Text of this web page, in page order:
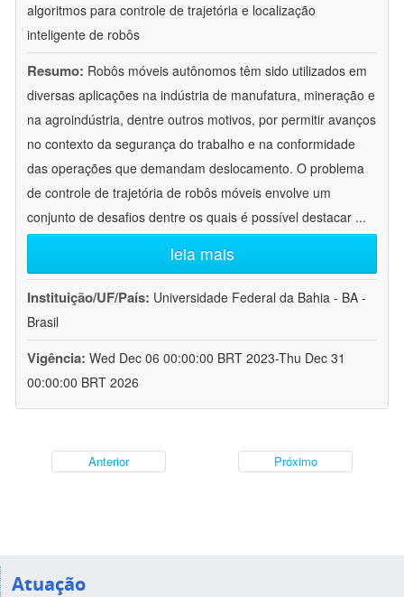
algoritmos para controle de trajetória e localização
inteligente de robôs
Resumo: Robôs móveis autônomos têm sido utilizados em
diversas aplicações na indústria de manufatura, mineração e
na agroindústria, dentre outros motivos, por permitir avanços
no contexto da segurança do trabalho e na conformidade
das operações que demandam deslocamento. O problema
de controle de trajetória de robôs móveis envolve um
conjunto de desafios dentre os quais é possível destacar ...
leia mais
Instituição/UF/País: Universidade Federal da Bahia - BA -
Brasil
Vigência: Wed Dec 06 00:00:00 BRT 2023-Thu Dec 31
00:00:00 BRT 2026
Anterior Próximo
Atuação